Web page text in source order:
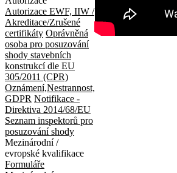
Autorizace EWF, IIW /
Akreditace/Zrušené
certifikáty Oprávněná
osoba pro posuzování
shody stavebních
konstrukcí dle EU
305/2011 (CPR)
Oznámení,Nestrannost,
GDPR Notifikace -
Direktiva 2014/68/EU
Seznam inspektorů pro
posuzování shody
Mezinárodní /
evropské kvalifikace
Formuláře